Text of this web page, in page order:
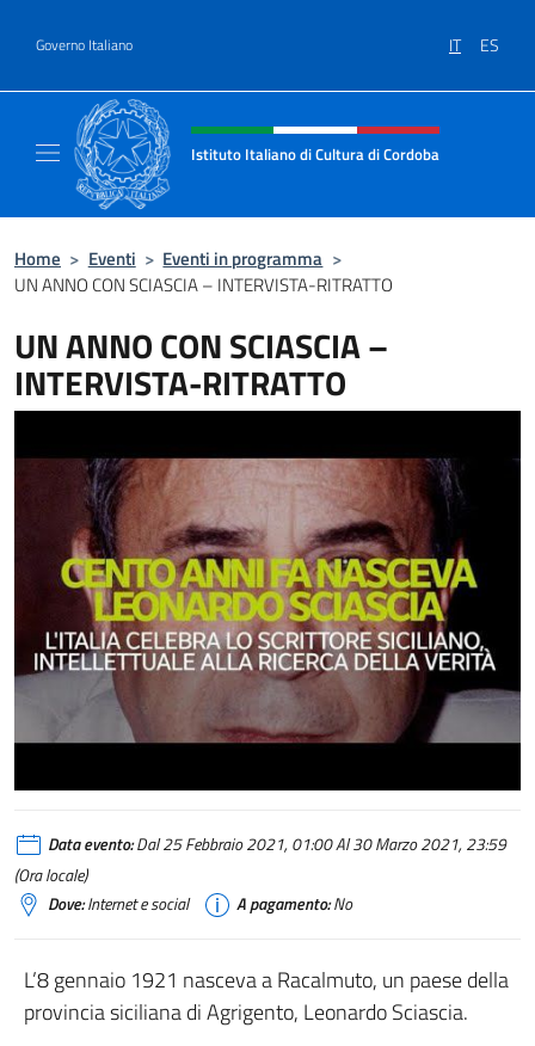
Governo Italiano IT ES
Intestazione sito, social e menù
Istituto Italiano di Cultura di Cordoba
Home > Eventi > Eventi in programma >
UN ANNO CON SCIASCIA – INTERVISTA-RITRATTO
UN ANNO CON SCIASCIA –
INTERVISTA-RITRATTO
Data evento:Dal 25 Febbraio 2021, 01:00 Al 30 Marzo 2021, 23:59
(Ora locale)
Dove:Internet e social A pagamento:No
L’8 gennaio 1921 nasceva a Racalmuto, un paese della
provincia siciliana di Agrigento, Leonardo Sciascia.